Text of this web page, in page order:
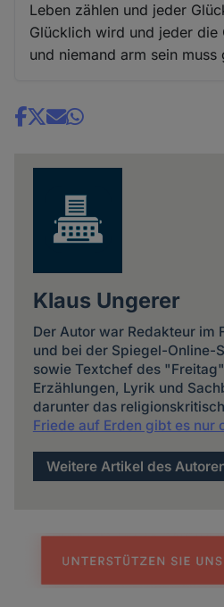
Leben zählen und jeder
Glücklich wird und jeder die
und niemand arm sein
Share
Klaus Ungerer
Der Autor war Redakteur im
und bei der Spiegel-Online-
sowie Textchef des
Erzählungen, Lyrik und
darunter das
Friede auf Erden gibt es nur
Weitere Artikel des